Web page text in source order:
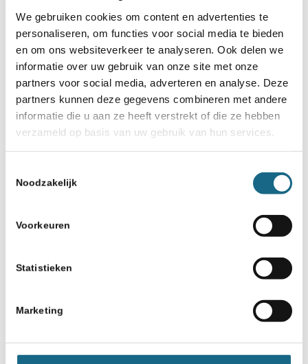
We gebruiken cookies om content en advertenties te
personaliseren, om functies voor social media te bieden
en om ons websiteverkeer te analyseren. Ook delen we
informatie over uw gebruik van onze site met onze
partners voor social media, adverteren en analyse. Deze
partners kunnen deze gegevens combineren met andere
informatie die u aan ze heeft verstrekt of die ze hebben
verzameld op basis van uw gebruik van hun services.
Noodzakelijk
Voorkeuren
Statistieken
Marketing
Schaken.nl wordt mede mogelijk gemaakt
door: